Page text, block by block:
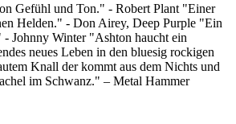
Gefühl und Ton." - Robert Plant "Einer
Helden." - Don Airey, Deep Purple "Ein
Johnny Winter "Ashton haucht ein
neues Leben in den bluesig rockigen
Knall der kommt aus dem Nichts und
im Schwanz." – Metal Hammer